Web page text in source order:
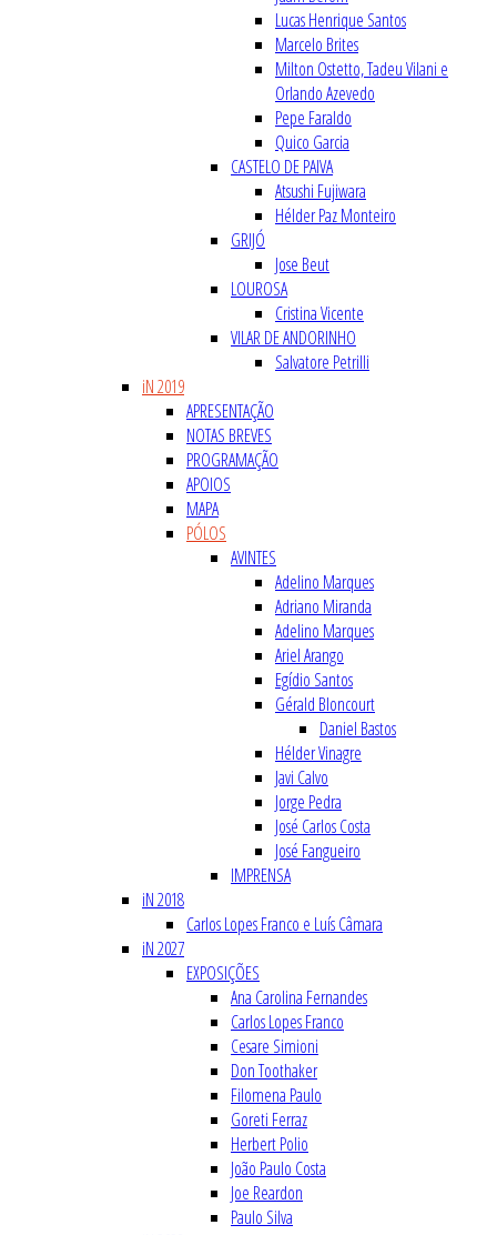
Lucas Henrique Santos
Marcelo Brites
Milton Ostetto, Tadeu Vilani e
Orlando Azevedo
Pepe Faraldo
Quico Garcia
CASTELO DE PAIVA
Atsushi Fujiwara
Hélder Paz Monteiro
GRIJÓ
Jose Beut
LOUROSA
Cristina Vicente
VILAR DE ANDORINHO
Salvatore Petrilli
iN 2019
APRESENTAÇÃO
NOTAS BREVES
PROGRAMAÇÃO
APOIOS
MAPA
PÓLOS
AVINTES
Adelino Marques
Adriano Miranda
Adelino Marques
Ariel Arango
Egídio Santos
Gérald Bloncourt
Daniel Bastos
Hélder Vinagre
Javi Calvo
Jorge Pedra
José Carlos Costa
José Fangueiro
IMPRENSA
iN 2018
Carlos Lopes Franco e Luís Câmara
iN 2027
EXPOSIÇÕES
Ana Carolina Fernandes
Carlos Lopes Franco
Cesare Simioni
Don Toothaker
Filomena Paulo
Goreti Ferraz
Herbert Polio
João Paulo Costa
Joe Reardon
Paulo Silva